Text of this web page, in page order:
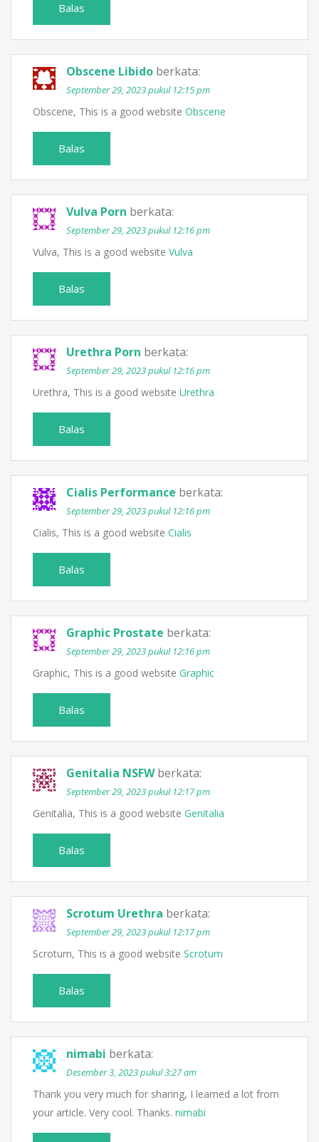
Balas
Obscene Libido berkata:
September 29, 2023 pukul 12:15 pm
Obscene, This is a good website Obscene
Balas
Vulva Porn berkata:
September 29, 2023 pukul 12:16 pm
Vulva, This is a good website Vulva
Balas
Urethra Porn berkata:
September 29, 2023 pukul 12:16 pm
Urethra, This is a good website Urethra
Balas
Cialis Performance berkata:
September 29, 2023 pukul 12:16 pm
Cialis, This is a good website Cialis
Balas
Graphic Prostate berkata:
September 29, 2023 pukul 12:16 pm
Graphic, This is a good website Graphic
Balas
Genitalia NSFW berkata:
September 29, 2023 pukul 12:17 pm
Genitalia, This is a good website Genitalia
Balas
Scrotum Urethra berkata:
September 29, 2023 pukul 12:17 pm
Scrotum, This is a good website Scrotum
Balas
nimabi berkata:
Desember 3, 2023 pukul 3:27 am
Thank you very much for sharing, I learned a lot from
your article. Very cool. Thanks. nimabi